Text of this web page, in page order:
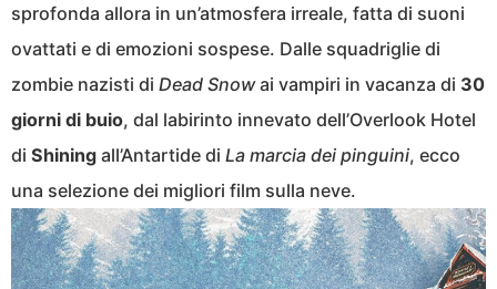
sprofonda allora in un’atmosfera irreale, fatta di suoni
ovattati e di emozioni sospese. Dalle squadriglie di
zombie nazisti di Dead Snowai vampiri in vacanza di 30
giorni di buio, dal labirinto innevato dell’Overlook Hotel
di Shining all’Antartide di La marcia dei pinguini, ecco
una selezione dei migliori film sulla neve.